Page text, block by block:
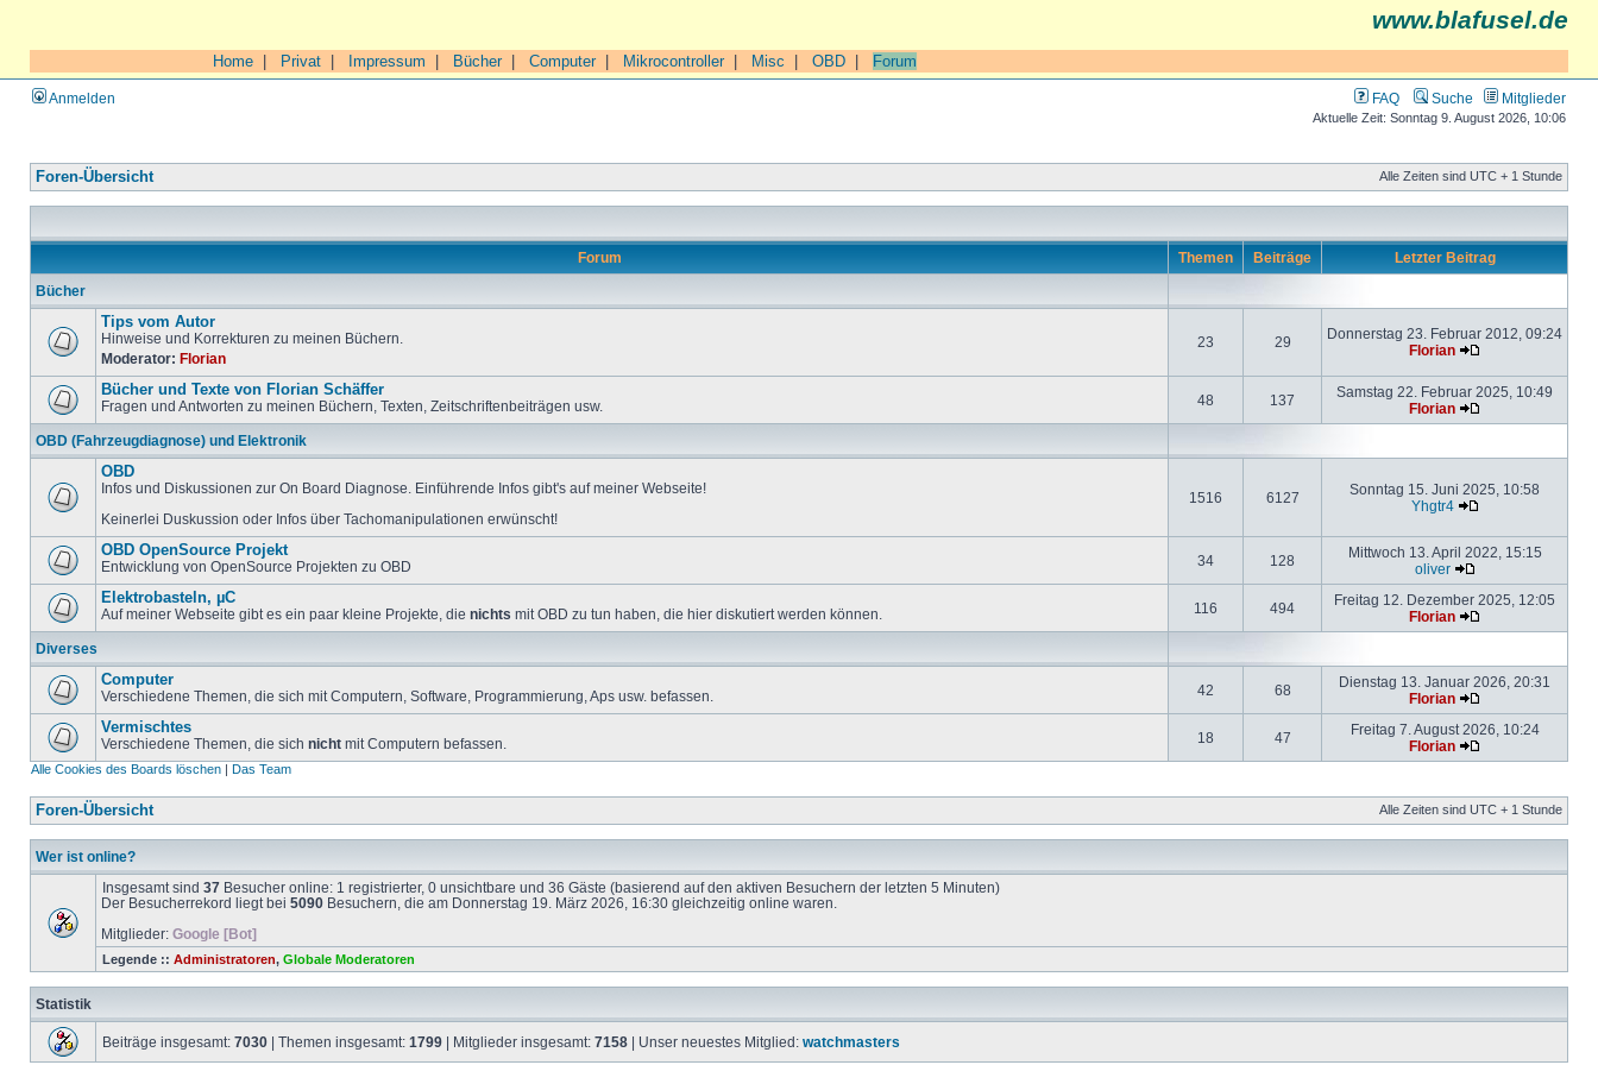
www.blafusel.de
Home Privat Impressum Bücher| Computer| Mikrocontroller| Misc OBD Forum
Anmelden FAQ Suche Mitglieder
Aktuelle Zeit: Sonntag 9. August 2026, 10:06
Foren-Übersicht Alle Zeiten sind UTC + 1 Stunde
Forum Themen Beiträge Letzter Beitrag
Bücher
Tips vom Autor
Hinweise und Korrekturen zu meinen Büchern.
Moderator: Florian
23 29
Donnerstag 23. Februar 2012, 09:24
Florian
Bücher und Texte von Florian Schäffer
Fragen und Antworten zu meinen Büchern, Texten, Zeitschriftenbeiträgen usw. 48 137
Samstag 22. Februar 2025, 10:49
Florian
OBD (Fahrzeugdiagnose) und Elektronik
OBD
Infos und Diskussionen zur On Board Diagnose. Einführende Infos gibt's auf meiner Webseite!
Keinerlei Duskussion oder Infos über Tachomanipulationen erwünscht!
1516 6127
Sonntag 15. Juni 2025, 10:58
Yhgtr4
OBD OpenSource Projekt
Entwicklung von OpenSource Projekten zu OBD 34 128
Mittwoch 13. April 2022, 15:15
oliver
Elektrobasteln, µC
Auf meiner Webseite gibt es ein paar kleine Projekte, die nichts mit OBD zu tun haben, die hier diskutiert werden können. 116 494
Freitag 12. Dezember 2025, 12:05
Florian
Diverses
Computer
Verschiedene Themen, die sich mit Computern, Software, Programmierung, Aps usw. befassen. 42 68
Dienstag 13. Januar 2026, 20:31
Florian
Vermischtes
Verschiedene Themen, die sich nicht mit Computern befassen. 18 47
Freitag 7. August 2026, 10:24
Florian
Alle Cookies des Boards löschen | Das Team
Foren-Übersicht Alle Zeiten sind UTC + 1 Stunde
Wer ist online?
Insgesamt sind 37 Besucher online: 1 registrierter, 0 unsichtbare und 36 Gäste (basierend auf den aktiven Besuchern der letzten 5 Minuten)
Der Besucherrekord liegt bei 5090 Besuchern, die am Donnerstag 19. März 2026, 16:30 gleichzeitig online waren.
Mitglieder: Google [Bot]
Legende :: Administratoren, Globale Moderatoren
Statistik
Beiträge insgesamt: 7030 | Themen insgesamt: 1799 | Mitglieder insgesamt: 7158 | Unser neuestes Mitglied: watchmasters